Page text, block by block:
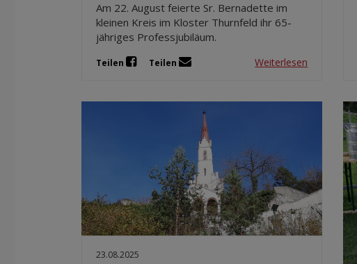
Am 22. August feierte Sr. Bernadette im
kleinen Kreis im Kloster Thurnfeld ihr 65-
jähriges Professjubiläum.
Teilen Teilen Weiterlesen
23.08.2025